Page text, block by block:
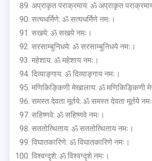
अप्राकृत पराक्रमाय: ॐ अप्राकृत
सत्यधर्मिणे: ॐ सत्यधर्मिणे नमः।
सखये: ॐ सखये नमः।
सरसाम्बुनिधये: ॐ सरसाम्बुनिधये नमः।
महेशाय: ॐ महेशाय नमः।
दिव्याङ्गाय: ॐ दिव्याङ्गाय नमः।
मणिकिङ्किणी मेखालाय: ॐ मणिकिङ्किणी
समस्त देवता मूर्तये: ॐ समस्त देवता मूर्तये
सहिष्णवे: ॐ सहिष्णवे नमः।
सततोत्थिताय: ॐ सततोत्थिताय नमः।
विघातकारिणे: ॐ विघातकारिणे नमः।
विश्वग्दृशे: ॐ विश्वग्दृशे नमः।